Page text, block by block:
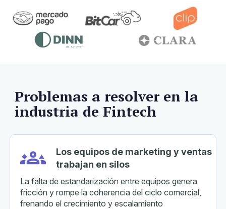
Problemas a resolver en la
industria de Fintech
Los equipos de marketing y ventas
trabajan en silos
La falta de estandarización entre equipos genera
fricción y rompe la coherencia del ciclo comercial,
frenando el crecimiento y escalamiento